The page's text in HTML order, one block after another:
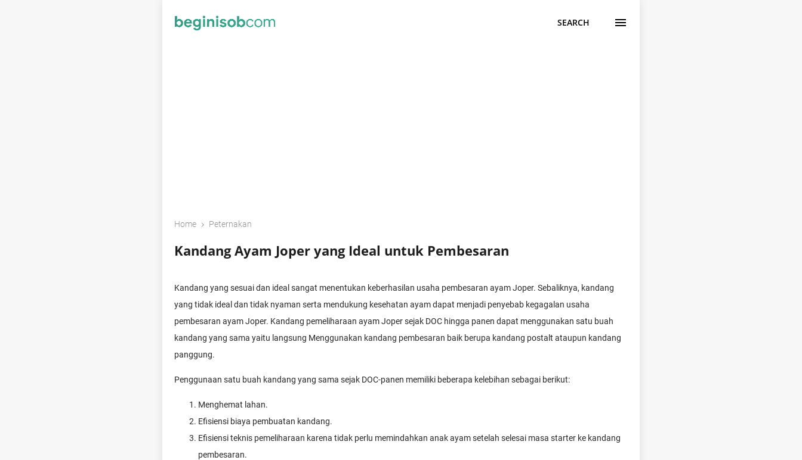
SEARCH
Home › Peternakan
Kandang Ayam Joper yang Ideal untuk Pembesaran
Kandang yang sesuai dan ideal sangat menentukan keberhasilan usaha pembesaran ayam Joper. Sebaliknya, kandang
yang tidak ideal dan tidak nyaman serta mendukung kesehatan ayam dapat menjadi penyebab kegagalan usaha
pembesaran ayam Joper. Kandang pemeliharaan ayam Joper sejak DOC hingga panen dapat menggunakan satu buah
kandang yang sama yaitu langsung Menggunakan kandang pembesaran baik berupa kandang postalt ataupun kandang
panggung.
Penggunaan satu buah kandang yang sama sejak DOC-panen memiliki beberapa kelebihan sebagai berikut:
Menghemat lahan.
Efisiensi biaya pembuatan kandang.
Efisiensi teknis pemeliharaan karena tidak perlu memindahkan anak ayam setelah selesai masa starter ke kandang
pembesaran.